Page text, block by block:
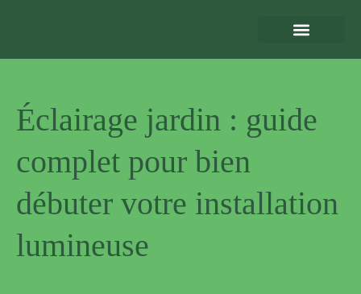
Éclairage jardin : guide
complet pour bien
débuter votre installation
lumineuse